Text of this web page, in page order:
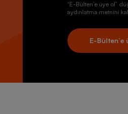
“E-Bülten’e üye ol”
aydınlatma metnini
E-Bülten’e